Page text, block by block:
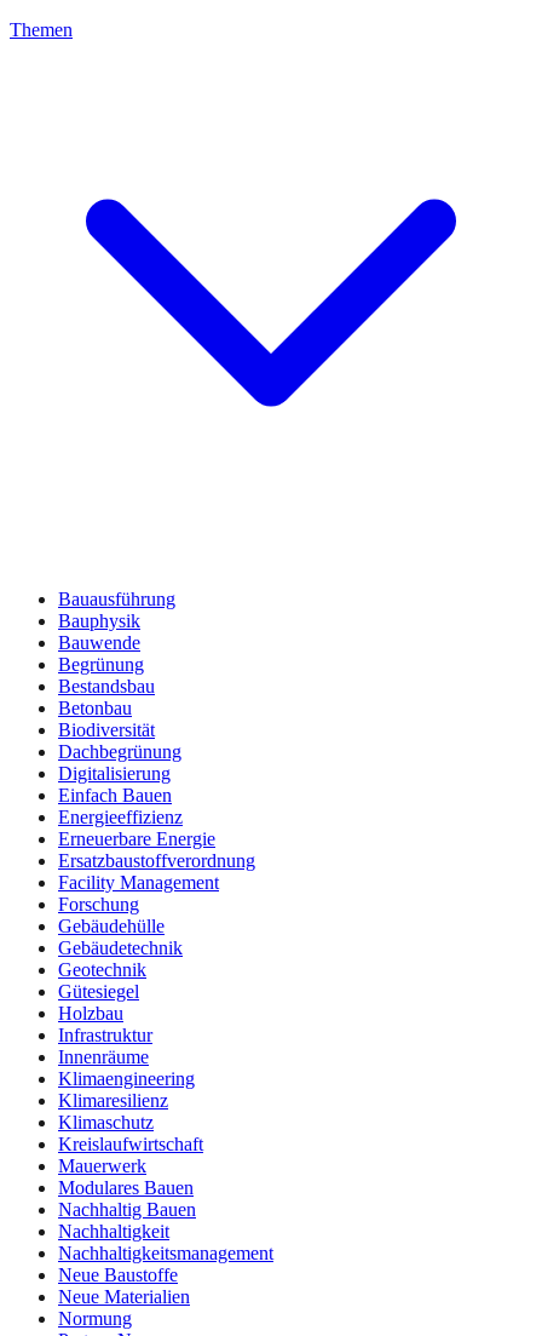
Themen
Bauausführung
Bauphysik
Bauwende
Begrünung
Bestandsbau
Betonbau
Biodiversität
Dachbegrünung
Digitalisierung
Einfach Bauen
Energieeffizienz
Erneuerbare Energie
Ersatzbaustoffverordnung
Facility Management
Forschung
Gebäudehülle
Gebäudetechnik
Geotechnik
Gütesiegel
Holzbau
Infrastruktur
Innenräume
Klimaengineering
Klimaresilienz
Klimaschutz
Kreislaufwirtschaft
Mauerwerk
Modulares Bauen
Nachhaltig Bauen
Nachhaltigkeit
Nachhaltigkeitsmanagement
Neue Baustoffe
Neue Materialien
Normung